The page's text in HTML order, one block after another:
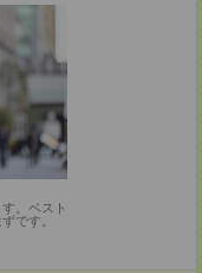
。ベスト
です。